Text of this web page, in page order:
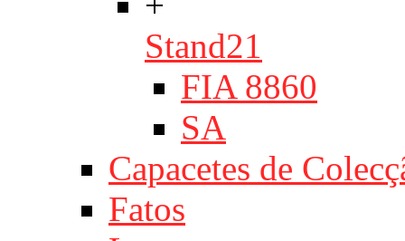
Stand21
FIA 8860
SA
Capacetes de
Fatos